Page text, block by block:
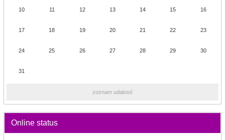
10 11 12 13 14 15 16
17 18 19 20 21 22 23
24 25 26 27 28 29 30
31
zoznam udalostí
Online status